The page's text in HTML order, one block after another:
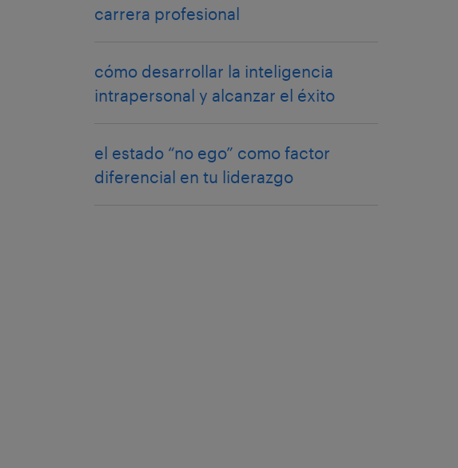
carrera profesional
cómo desarrollar la inteligencia
intrapersonal y alcanzar el éxito
el estado “no ego” como factor
diferencial en tu liderazgo